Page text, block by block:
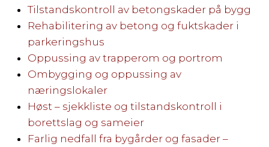
Tilstandskontroll av betongskader på bygg
Rehabilitering av betong og fuktskader i
parkeringshus
Oppussing av trapperom og portrom
Ombygging og oppussing av
næringslokaler
Høst – sjekkliste og tilstandskontroll i
borettslag og sameier
Farlig nedfall fra bygårder og fasader –